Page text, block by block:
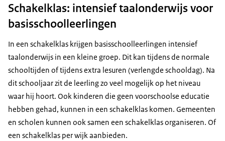
Schakelklas: intensief taalonderwijs voor
basisschoolleerlingen
In een schakelklas krijgen basisschoolleerlingen intensief
taalonderwijs in een kleine groep. Dit kan tijdens de normale
schooltijden of tijdens extra lesuren (verlengde schooldag). Na
dit schooljaar zit de leerling zo veel mogelijk op het niveau
waar hij hoort. Ook kinderen die geen voorschoolse educatie
hebben gehad, kunnen in een schakelklas komen. Gemeenten
en scholen kunnen ook samen een schakelklas organiseren. Of
een schakelklas per wijk aanbieden.